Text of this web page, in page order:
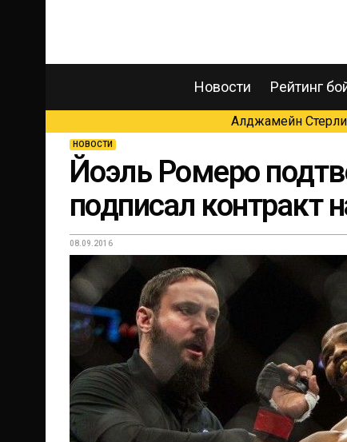
Новости Рейтинг
Алджамейн
НОВОСТИ
Йоэль Ромеро
подписал контракт
08.09.2016